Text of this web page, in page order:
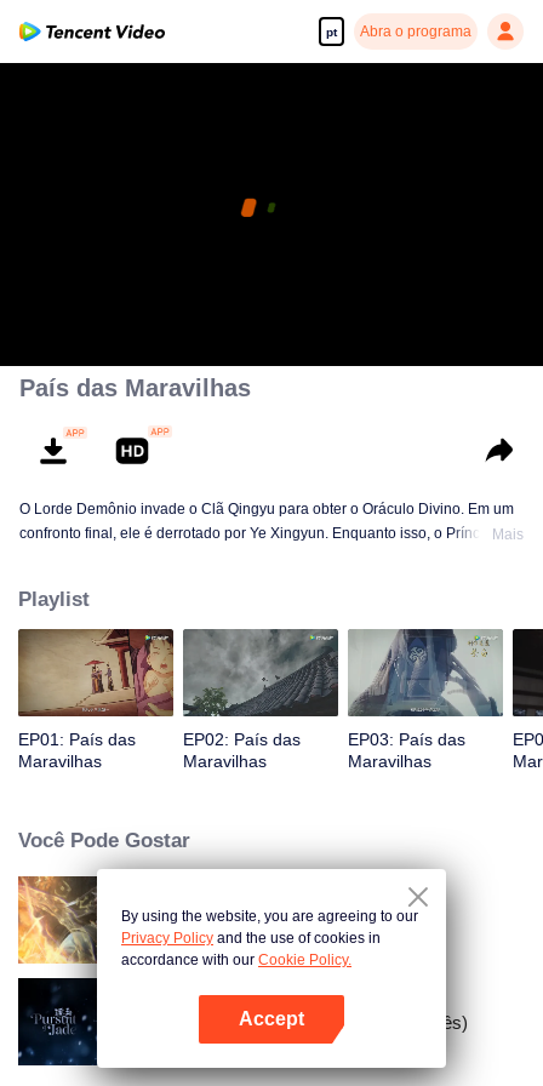
pt Abra o programa
Abra o programa
País das Maravilhas
O Lorde Demônio invade o Clã Qingyu para obter o Oráculo Divino. Em um
confronto final, ele é derrotado por Ye Xingyun. Enquanto isso, o Príncipe Qi
misteriosa, An Yun, aparece e se envolve na rivalidade entre o Lorde
Demônio e Ye Xingyun.
Mais
Playlist
EP01: País das
Maravilhas
EP02: País das
Maravilhas
EP03: País das
Maravilhas
Você Pode Gostar
Mundo dos Imortais
Busca por Jade (Versão em Inglês)
By using the website, you are agreeing to our
Privacy Policy and the use of cookies in
accordance with our Cookie Policy.
Accept